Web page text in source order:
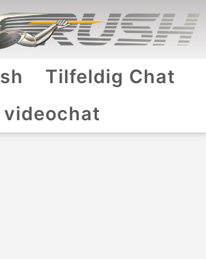
Tilfeldig Chat
videochat